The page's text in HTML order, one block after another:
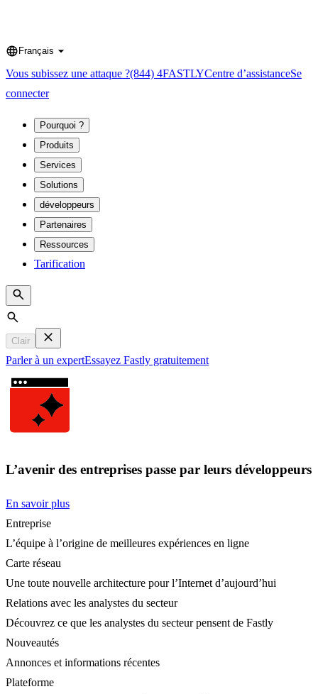
Language
Français
Vous subissez une attaque ?(844) 4FASTLYCentre d’assistanceSe
connecter
Pourquoi ?
Produits
Services
Solutions
développeurs
Partenaires
Ressources
Tarification
Search
Clair
Parler à un expertEssayez Fastly gratuitement
L’avenir des entreprises passe par leurs développeurs
En savoir plus
Entreprise
L’équipe à l’origine de meilleures expériences en ligne
Carte réseau
Une toute nouvelle architecture pour l’Internet d’aujourd’hui
Relations avec les analystes du secteur
Découvrez ce que les analystes du secteur pensent de Fastly
Nouveautés
Annonces et informations récentes
Plateforme